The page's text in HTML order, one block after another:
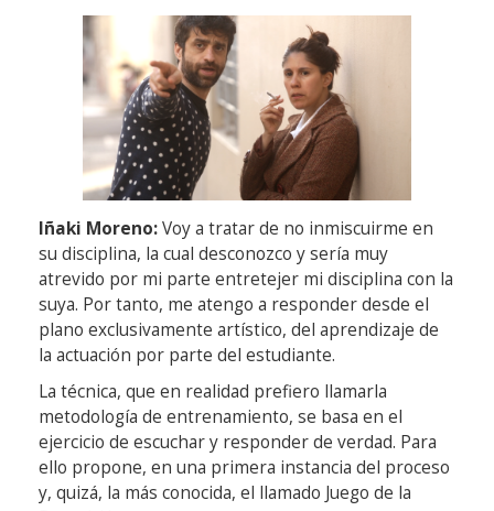
Iñaki Moreno:Voy a tratar de no inmiscuirme en
su disciplina, la cual desconozco y sería muy
atrevido por mi parte entretejer mi disciplina con la
suya. Por tanto, me atengo a responder desde el
plano exclusivamente artístico, del aprendizaje de
la actuación por parte del estudiante.
La técnica, que en realidad prefiero llamarla
metodología de entrenamiento, se basa en el
ejercicio de escuchar y responder de verdad. Para
ello propone, en una primera instancia del proceso
y, quizá, la más conocida, el llamado Juego de la